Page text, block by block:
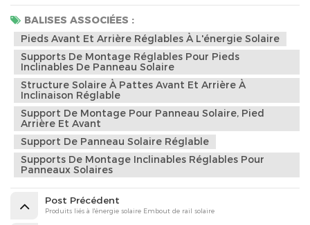
BALISES ASSOCIÉES :
Pieds Avant Et Arrière Réglables À L'énergie Solaire
Supports De Montage Réglables Pour Pieds
Inclinables De Panneau Solaire
Structure Solaire À Pattes Avant Et Arrière À
Inclinaison Réglable
Support De Montage Pour Panneau Solaire, Pied
Arrière Et Avant
Support De Panneau Solaire Réglable
Supports De Montage Inclinables Réglables Pour
Panneaux Solaires
Post Précédent
Produits liés à l'énergie solaire Embout de rail solaire